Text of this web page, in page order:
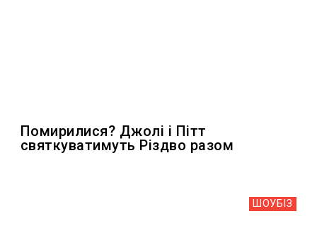
Помирилися? Джолі і Пітт
святкуватимуть Різдво разом
ШОУБIЗ